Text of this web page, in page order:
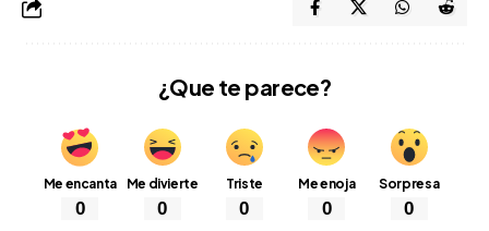
¿Que te parece?
Me encanta
0
Me divierte
0
Triste
0
Me enoja
0
Sorpresa
0